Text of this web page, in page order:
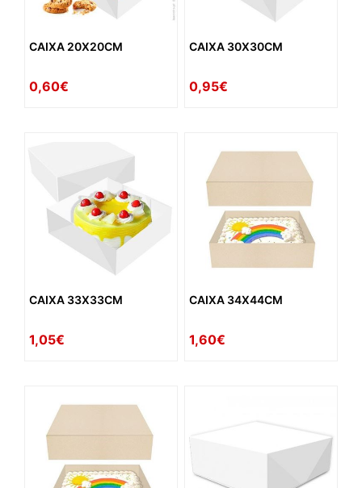
CAIXA 20X20CM
0,60€
CAIXA 30X30CM
0,95€
CAIXA 33X33CM
1,05€
CAIXA 34X44CM
1,60€